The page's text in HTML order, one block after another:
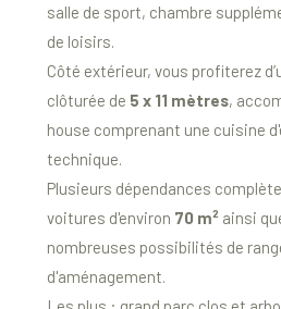
salle de sport, chambre
de loisirs.
Côté extérieur, vous profiterez
clôturée de 5 x 11 mètres,
house comprenant une cuisine
technique.
Plusieurs dépendances
voitures d'environ 70 m²ainsi
nombreuses possibilités de
d'aménagement.